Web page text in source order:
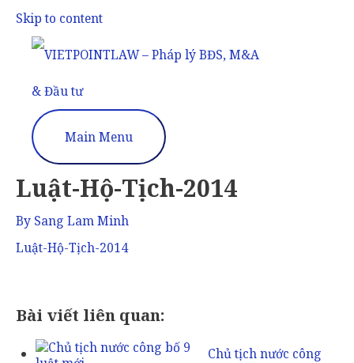
Skip to content
Main Menu
Luật-Hộ-Tịch-2014
By Sang Lam Minh
Luật-Hộ-Tịch-2014
Bài viết liên quan:
Chủ tịch nước công